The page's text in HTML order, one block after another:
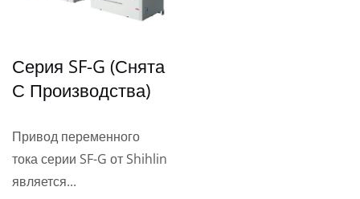
Серия SF-G (снята
С Производства)
Привод переменного
тока серии SF-G от Shihlin
является...